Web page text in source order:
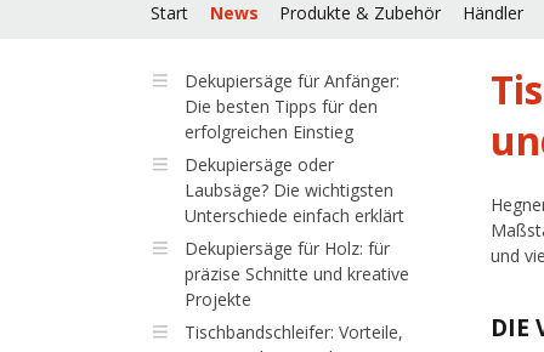
Start News Produkte & Zubehör Händler
Dekupiersäge für Anfänger:
Die besten Tipps für den
erfolgreichen Einstieg
Dekupiersäge oder
Laubsäge? Die wichtigsten
Unterschiede einfach erklärt
Dekupiersäge für Holz: für
präzise Schnitte und kreative
Projekte
Tischbandschleifer: Vorteile,
und
DIE